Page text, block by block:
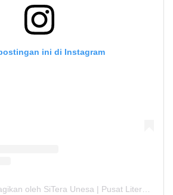
ini di Instagram
Sebuah kiriman dibagikan oleh SiTera Unesa | Pusat Literasi, LPPM, Unesa (@sitera.unesa)